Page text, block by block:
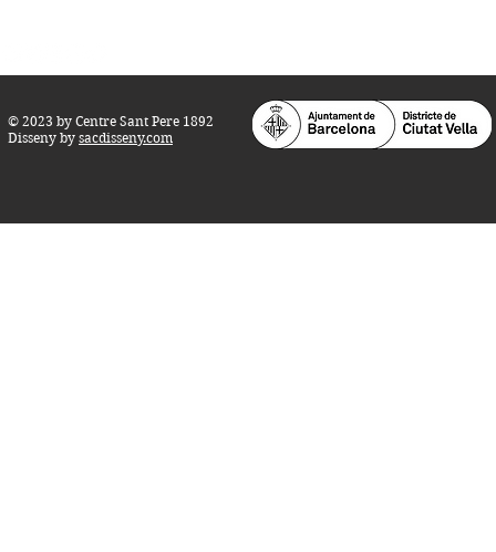
© 2023 by Centre Sant Pere 1892
Disseny by sacdisseny.com